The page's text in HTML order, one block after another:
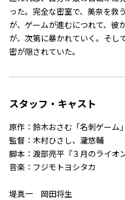
った。完全な密室で、美奈を
が、ゲームが進むにつれて、彼
が、次第に暴かれていく。そし
密が隠されていた。
スタッフ・キャスト
原作：鈴木おさむ「名刺ゲーム
監督：木村ひさし、瀧悠輔
脚本：渡部亮平『３月のライオ
音楽：フジモトヨシタカ
堤真一 岡田将生